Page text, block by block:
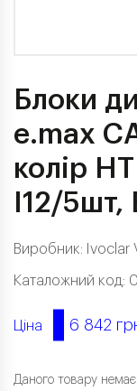
Блоки
e.max
колір
I12/5шт,
Виробник: Ivoclar
Каталожний код:
Ціна 6 842
Даного товару немає